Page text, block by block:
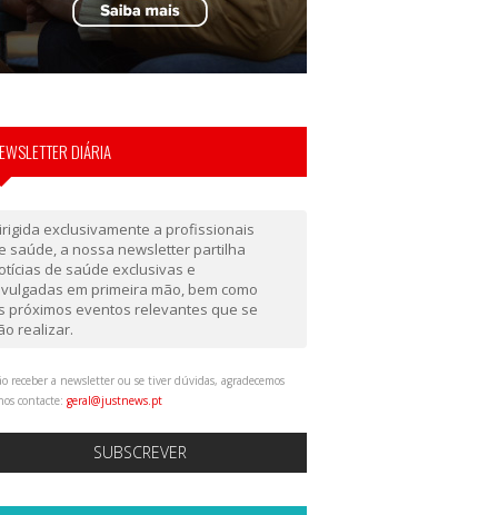
DIÁRIA
exclusivamente a profissionais
saúde, a nossa newsletter partilha
de saúde exclusivas e
em primeira mão, bem como
próximos eventos relevantes que se
realizar.
receber a newsletter ou se tiver dúvidas, agradecemos
contacte: geral@justnews.pt
SUBSCREVER